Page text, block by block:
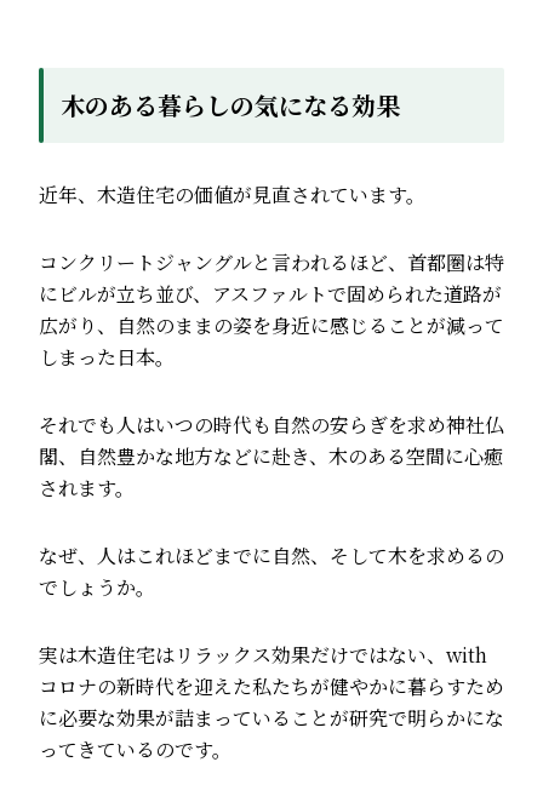
木のある暮らしの気になる効果
近年、木造住宅の価値が見直されています。
コンクリートジャングルと言われるほど、首都圏は特
にビルが立ち並び、アスファルトで固められた道路が
広がり、自然のままの姿を身近に感じることが減って
しまった日本。
それでも人はいつの時代も自然の安らぎを求め神社仏
閣、自然豊かな地方などに赴き、木のある空間に心癒
されます。
なぜ、人はこれほどまでに自然、そして木を求めるの
でしょうか。
実は木造住宅はリラックス効果だけではない、with
コロナの新時代を迎えた私たちが健やかに暮らすため
に必要な効果が詰まっていることが研究で明らかにな
ってきているのです。